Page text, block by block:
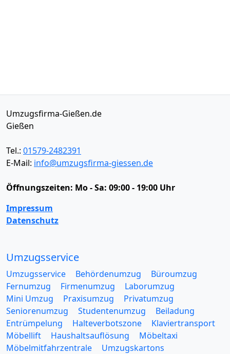
Umzugsfirma-Gießen.de
Gießen
Tel.: 01579-2482391
E-Mail: info@umzugsfirma-giessen.de
Öffnungszeiten: Mo - Sa: 09:00 - 19:00 Uhr
Impressum
Datenschutz
Umzugsservice
Umzugsservice Behördenumzug
Büroumzug
Fernumzug
Firmenumzug
Laborumzug
Mini Umzug
Praxisumzug
Privatumzug
Seniorenumzug
Studentenumzug
Beiladung
Entrümpelung
Halteverbotszone
Klaviertransport
Möbellift
Haushaltsauflösung
Möbeltaxi
Möbelmitfahrzentrale
Umzugskartons